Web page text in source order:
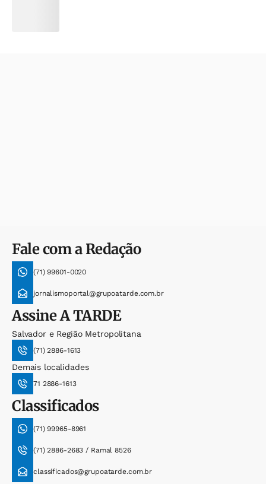
Fale com a Redação
(71) 99601-0020
jornalismoportal@grupoatarde.com.br
AssineA TARDE
Salvador e Região Metropolitana
(71) 2886-1613
Demais localidades
71 2886-1613
Classificados
(71) 99965-8961
(71) 2886-2683 / Ramal 8526
classificados@grupoatarde.com.br